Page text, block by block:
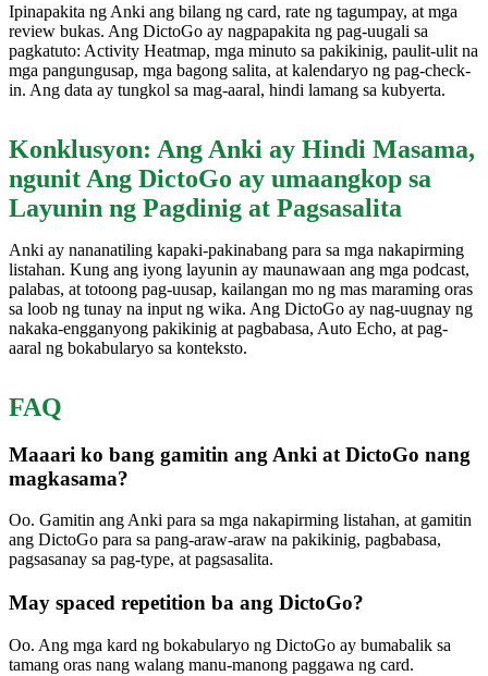
Ipinapakita ng Anki ang bilang ng card, rate ng tagumpay, at mga
review bukas. Ang DictoGo ay nagpapakita ng pag-uugali sa
pagkatuto: Activity Heatmap, mga minuto sa pakikinig, paulit-ulit na
mga pangungusap, mga bagong salita, at kalendaryo ng pag-check-
in. Ang data ay tungkol sa mag-aaral, hindi lamang sa kubyerta.
Konklusyon: Ang Anki ay Hindi Masama,
ngunit Ang DictoGo ay umaangkop sa
Layunin ng Pagdinig at Pagsasalita
Anki ay nananatiling kapaki-pakinabang para sa mga nakapirming
listahan. Kung ang iyong layunin ay maunawaan ang mga podcast,
palabas, at totoong pag-uusap, kailangan mo ng mas maraming oras
sa loob ng tunay na input ng wika. Ang DictoGo ay nag-uugnay ng
nakaka-engganyong pakikinig at pagbabasa, Auto Echo, at pag-
aaral ng bokabularyo sa konteksto.
FAQ
Maaari ko bang gamitin ang Anki at DictoGo nang
magkasama?
Oo. Gamitin ang Anki para sa mga nakapirming listahan, at gamitin
ang DictoGo para sa pang-araw-araw na pakikinig, pagbabasa,
pagsasanay sa pag-type, at pagsasalita.
May spaced repetition ba ang DictoGo?
Oo. Ang mga kard ng bokabularyo ng DictoGo ay bumabalik sa
tamang oras nang walang manu-manong paggawa ng card.